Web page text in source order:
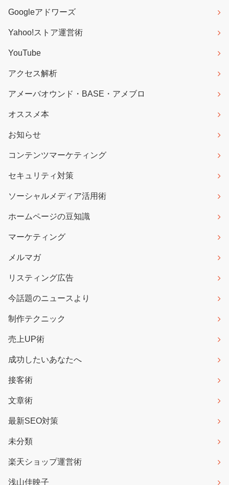
Googleアドワーズ
Yahoo!ストア運営術
YouTube
アクセス解析
アメーバオウンド・BASE・アメブロ
オススメ本
お知らせ
コンテンツマーケティング
セキュリティ対策
ソーシャルメディア活用術
ホームページの豆知識
マーケティング
メルマガ
リスティング広告
今話題のニュースより
制作テクニック
売上UP術
成功したいあなたへ
接客術
文章術
最新SEO対策
未分類
楽天ショップ運営術
浅山佳映子